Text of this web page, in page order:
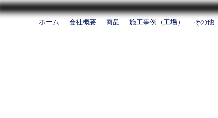
ホーム 会社概要 商品 施工事例（工場） その他